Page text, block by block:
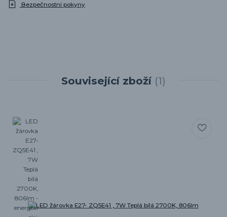
Bezpečnostní pokyny
Související zboží 1